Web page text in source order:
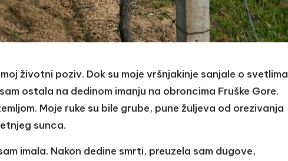
životni poziv. Dok su moje vršnjakinje sanjale o svetlima
ostala na dedinom imanju na obroncima Fruške Gore.
Moje ruke su bile grube, pune žuljeva od orezivanja
sunca.
imala. Nakon dedine smrti, preuzela sam dugove,